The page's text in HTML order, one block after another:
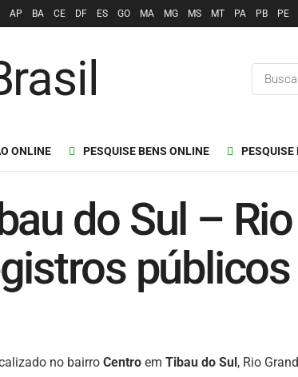
AP BA CE DF ES GO MA MG MS MT PA PB PE
ONLINE PESQUISE BENS ONLINE PESQUISE
do Sul –
públicos
no bairro Centro em Tibau do Sul , Rio